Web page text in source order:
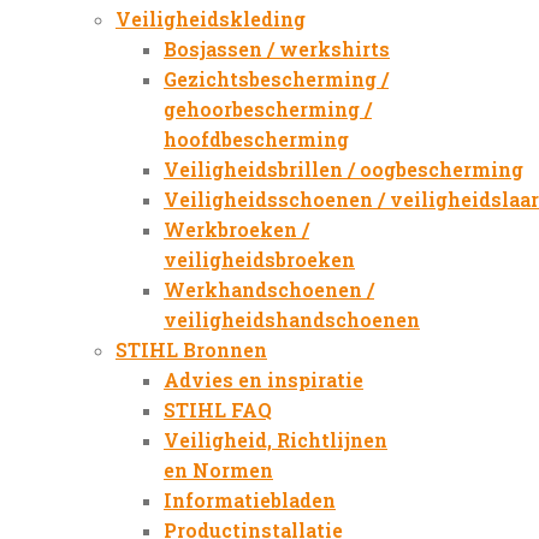
Veiligheidskleding
Bosjassen / werkshirts
Gezichtsbescherming /
gehoorbescherming /
hoofdbescherming
Veiligheidsbrillen / oogbescherming
Veiligheidsschoenen /
Werkbroeken /
veiligheidsbroeken
Werkhandschoenen /
veiligheidshandschoenen
STIHL Bronnen
Advies en inspiratie
STIHL FAQ
Veiligheid, Richtlijnen
en Normen
Informatiebladen
Productinstallatie